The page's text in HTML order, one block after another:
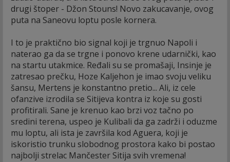
drugi štoper - Džon Stouns! Novo zakucavanje, ovog
puta na Saneovu loptu posle kornera.
I to je praktično bio signal koji je trgnuo Napoli i
naterao ga da se trgne i ponovo krene udarnički, kao
na startu utakmice. Ređali su se promašaji, Insinje je
zatresao prečku, Hoze Kaljehon je imao svoju veliku
šansu, Mertens je konstantno pretio... Ali, iz cele
ofanzive izrodila se Sitijeva kontra iz koje su gosti
profitirali. Sane je krenuo kao brzi voz tačno po
sredini terena, uspeo je Kulibali da ga zadrži i oduzme
mu loptu, ali ista je završila kod Aguera, koji je
iskoristio trunku slobodnog prostora kako bi postao
najbolji strelac Mančester Sitija svih vremena!